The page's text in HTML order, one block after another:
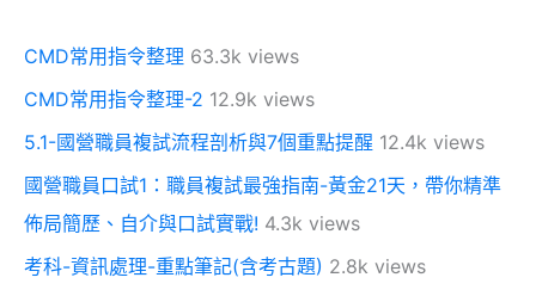
CMD常用指令整理 63.3k views
CMD常用指令整理-2 12.9k views
5.1-國營職員複試流程剖析與7個重點提醒 12.4k views
國營職員口試1：職員複試最強指南-黃金21天，帶你精準
佈局簡歷、自介與口試實戰! 4.3k views
考科-資訊處理-重點筆記(含考古題) 2.8k views